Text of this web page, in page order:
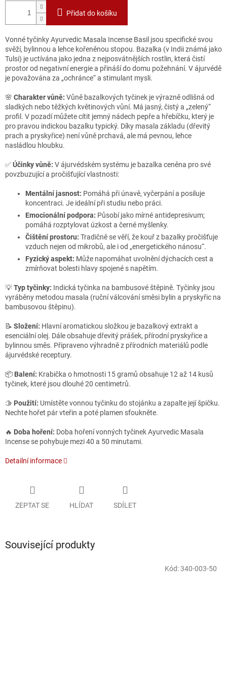
Přidat do košíku
Vonné tyčinky Ayurvedic Masala Incense Basil jsou specifické svou
svěží, bylinnou a lehce kořeněnou stopou. Bazalka (v Indii známá jako
Tulsi) je uctívána jako jedna z nejposvátnějších rostlin, která čistí
prostor od negativní energie a přináší do domu požehnání. V ájurvédě
je považována za „ochránce“ a stimulant mysli.
🌸 Charakter vůně: Vůně bazalkových tyčinek je výrazně odlišná od
sladkých nebo těžkých květinových vůní. Má jasný, čistý a „zelený“
profil. V pozadí můžete cítit jemný nádech pepře a hřebíčku, který je
pro pravou indickou bazalku typický. Díky masala základu (dřevitý
prach a pryskyřice) není vůně prchavá, ale má pevnou, lehce
nasládlou hloubku.
✅Účinky vůně: V ájurvédském systému je bazalka ceněna pro své
povzbuzující a pročišťující vlastnosti:
Mentální jasnost: Pomáhá při únavě, vyčerpání a posiluje
koncentraci. Je ideální při studiu nebo práci.
Emocionální podpora: Působí jako mírné antidepresivum;
pomáhá rozptylovat úzkost a černé myšlenky.
Čištění prostoru: Tradičně se věří, že kouř z bazalky pročišťuje
vzduch nejen od mikrobů, ale i od „energetického nánosu“.
Fyzický aspekt: Může napomáhat uvolnění dýchacích cest a
zmírňovat bolesti hlavy spojené s napětím.
💡Typ tyčinky: Indická tyčinka na bambusové štěpině. Tyčinky jsou
vyráběny metodou masala (ruční válcování směsi bylin a pryskyřic na
bambusovou štěpinu).
📝 Složení: Hlavní aromatickou složkou je bazalkový extrakt a
esenciální olej. Dále obsahuje dřevitý prášek, přírodní pryskyřice a
bylinnou směs. Připraveno výhradně z přírodních materiálů podle
ájurvédské receptury.
📦 Balení: Krabička o hmotnosti 15 gramů obsahuje 12 až 14 kusů
tyčinek, které jsou dlouhé 20 centimetrů.
🫱 Použití: Umístěte vonnou tyčinku do stojánku a zapalte její špičku.
Nechte hořet pár vteřin a poté plamen sfoukněte.
🔥 Doba hoření: Doba hoření vonných tyčinek Ayurvedic Masala
Incense se pohybuje mezi 40 a 50 minutami.
Detailní informace
ZEPTAT SE HLÍDAT SDÍLET
Související produkty
Kód:340-003-50